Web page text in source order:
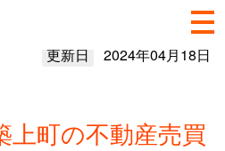
更新日 2024年04月18日
上町の不動産売買